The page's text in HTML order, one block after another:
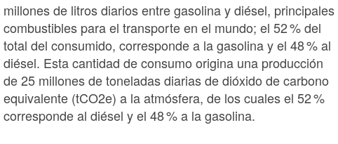
millones de litros diarios entre gasolina y diésel, principales
combustibles para el transporte en el mundo; el 52 % del
total del consumido, corresponde a la gasolina y el 48 % al
diésel. Esta cantidad de consumo origina una producción
de 25 millones de toneladas diarias de dióxido de carbono
equivalente (tCO2e) a la atmósfera, de los cuales el 52 %
corresponde al diésel y el 48 % a la gasolina.